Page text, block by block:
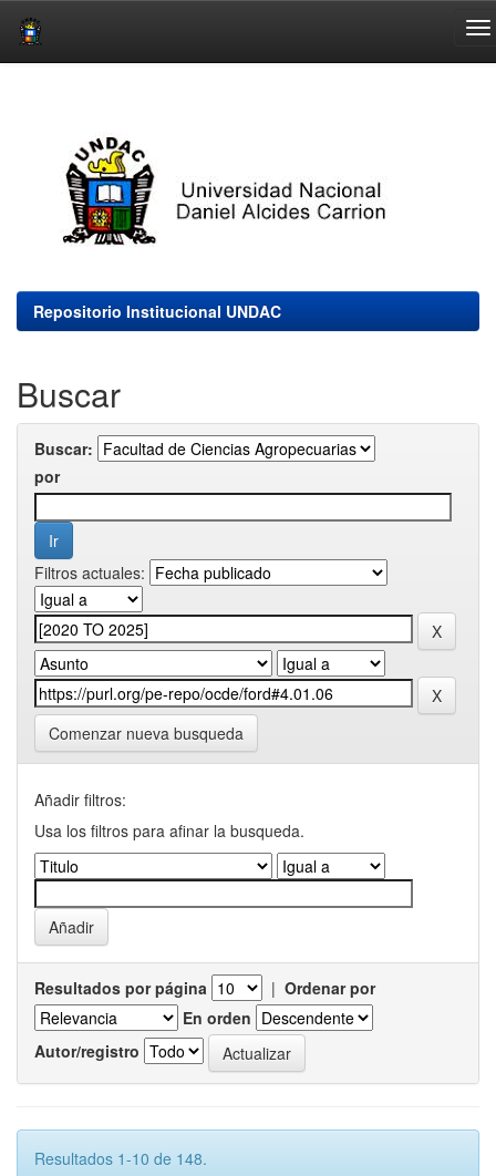
Repositorio Institucional UNDAC
Buscar
Buscar:
por
Filtros actuales:
Comenzar nueva busqueda
Añadir filtros:
Usa los filtros para afinar la busqueda.
Resultados por página | Ordenar por
En orden
Autor/registro
Resultados 1-10 de 148.